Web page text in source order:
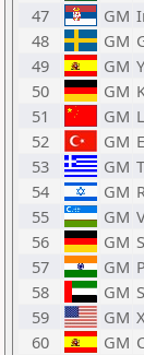
47
GM
48
GM
49
GM
50
GM
51
GM
52
GM
53
GM
54
GM
55
GM
56
GM
57
GM
58
GM
59
GM
60
GM